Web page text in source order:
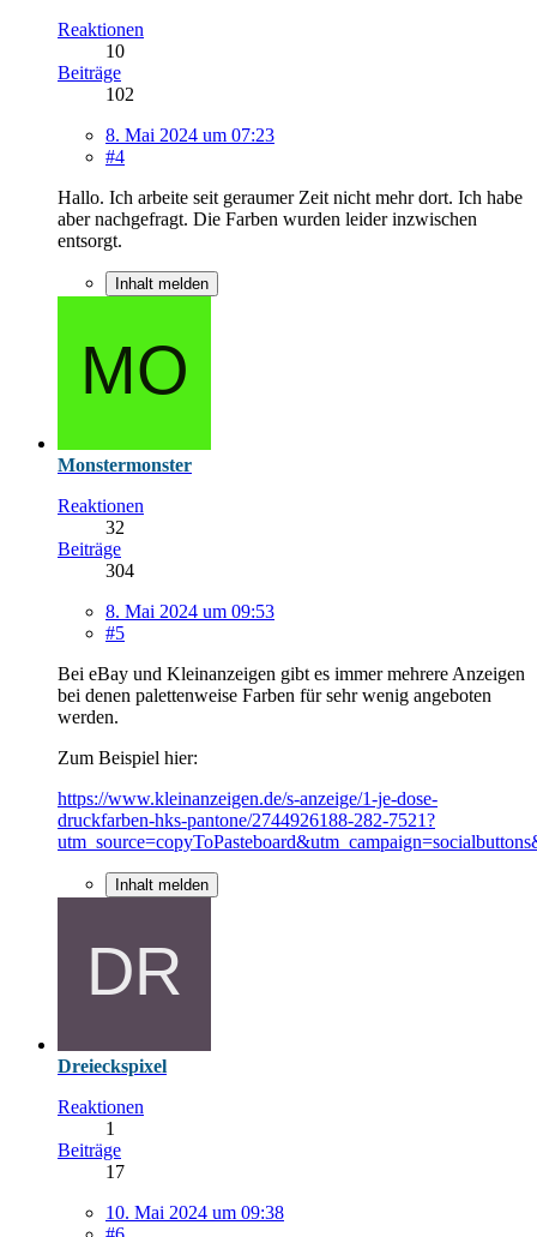
Reaktionen
10
Beiträge
102
8. Mai 2024 um 07:23
#4
Hallo. Ich arbeite seit geraumer Zeit nicht mehr dort. Ich habe
aber nachgefragt. Die Farben wurden leider inzwischen
entsorgt.
Inhalt melden
Monstermonster
Reaktionen
32
Beiträge
304
8. Mai 2024 um 09:53
#5
Bei eBay und Kleinanzeigen gibt es immer mehrere Anzeigen
bei denen palettenweise Farben für sehr wenig angeboten
werden.
Zum Beispiel hier:
https://www.kleinanzeigen.de/s-anzeige/1-je-dose-
druckfarben-hks-pantone/2744926188-282-7521?
Inhalt melden
Dreieckspixel
Reaktionen
1
Beiträge
17
10. Mai 2024 um 09:38